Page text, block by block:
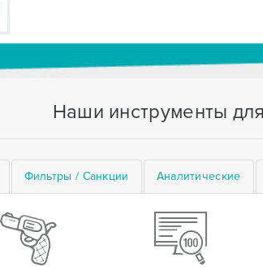
Наши инструменты
Фильтры / Санкции Аналитические